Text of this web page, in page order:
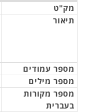
מק"ט
תיאור
מספר עמודים
מספר מילים
מספר מקורות
בעברית